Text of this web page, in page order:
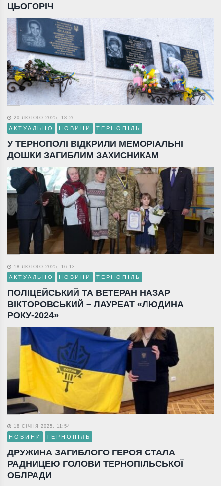
ЦЬОГОРІЧ
20 ЛЮТОГО 2025, 18:26
АКТУАЛЬНО НОВИНИ ТЕРНОПІЛЬ
У ТЕРНОПОЛІ ВІДКРИЛИ МЕМОРІАЛЬНІ
ДОШКИ ЗАГИБЛИМ ЗАХИСНИКАМ
18 ЛЮТОГО 2025, 16:13
АКТУАЛЬНО НОВИНИ ТЕРНОПІЛЬ
ПОЛІЦЕЙСЬКИЙ ТА ВЕТЕРАН НАЗАР
ВІКТОРОВСЬКИЙ – ЛАУРЕАТ «ЛЮДИНА
РОКУ-2024»
18 СІЧНЯ 2025, 11:54
НОВИНИ ТЕРНОПІЛЬ
ДРУЖИНА ЗАГИБЛОГО ГЕРОЯ СТАЛА
РАДНИЦЕЮ ГОЛОВИ ТЕРНОПІЛЬСЬКОЇ
ОБЛРАДИ